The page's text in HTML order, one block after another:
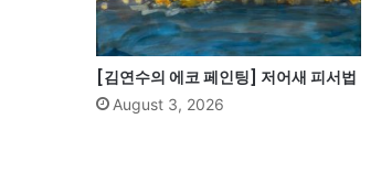
[김연수의 에코 페인팅] 저어새 피서법
August 3, 2026